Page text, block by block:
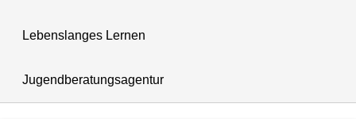
Lebenslanges Lernen
Jugendberatungsagentur